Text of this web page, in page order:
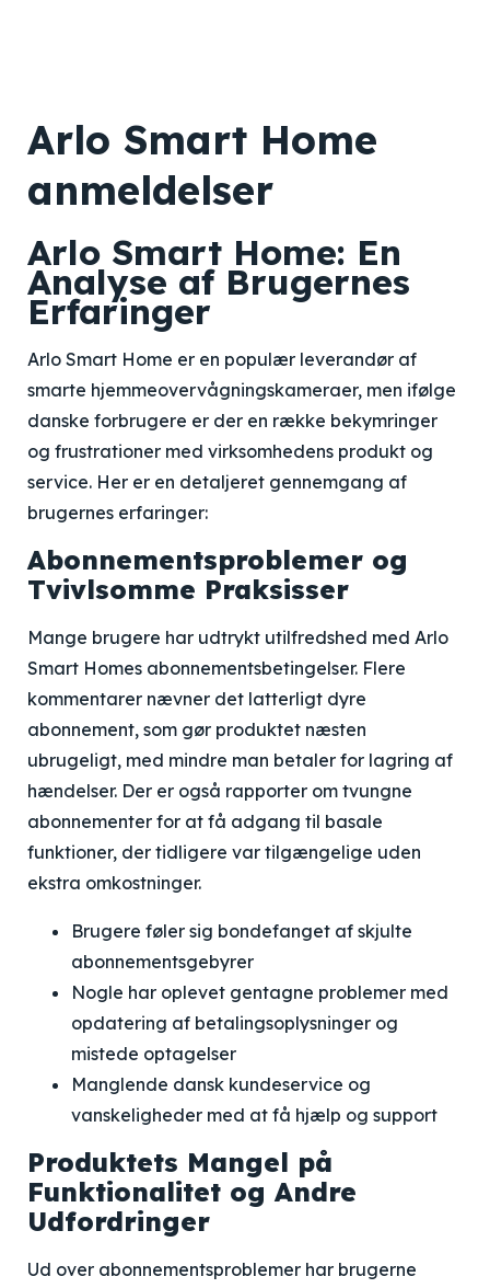
Arlo Smart Home
anmeldelser
Arlo Smart Home: En
Analyse af Brugernes
Erfaringer
Arlo Smart Home er en populær leverandør af
smarte hjemmeovervågningskameraer, men ifølge
danske forbrugere er der en række bekymringer
og frustrationer med virksomhedens produkt og
service. Her er en detaljeret gennemgang af
brugernes erfaringer:
Abonnementsproblemer og
Tvivlsomme Praksisser
Mange brugere har udtrykt utilfredshed med Arlo
Smart Homes abonnementsbetingelser. Flere
kommentarer nævner det latterligt dyre
abonnement, som gør produktet næsten
ubrugeligt, med mindre man betaler for lagring af
hændelser. Der er også rapporter om tvungne
abonnementer for at få adgang til basale
funktioner, der tidligere var tilgængelige uden
ekstra omkostninger.
Brugere føler sig bondefanget af skjulte
abonnementsgebyrer
Nogle har oplevet gentagne problemer med
opdatering af betalingsoplysninger og
mistede optagelser
Manglende dansk kundeservice og
vanskeligheder med at få hjælp og support
Produktets Mangel på
Funktionalitet og Andre
Udfordringer
Ud over abonnementsproblemer har brugerne